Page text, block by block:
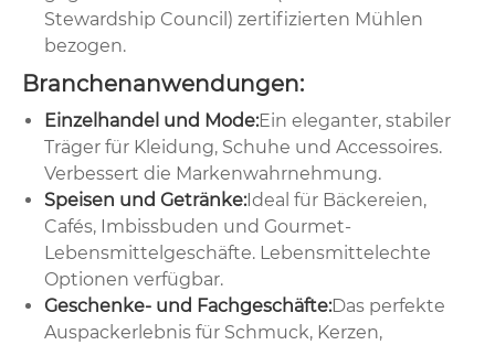
Stewardship Council) zertifizierten Mühlen
bezogen.
Branchenanwendungen:
Einzelhandel und Mode:Ein eleganter, stabiler
Träger für Kleidung, Schuhe und Accessoires.
Verbessert die Markenwahrnehmung.
Speisen und Getränke:Ideal für Bäckereien,
Cafés, Imbissbuden und Gourmet-
Lebensmittelgeschäfte. Lebensmittelechte
Optionen verfügbar.
Geschenke- und Fachgeschäfte:Das perfekte
Auspackerlebnis für Schmuck, Kerzen,